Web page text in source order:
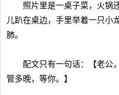
照片里是一桌子菜，火锅还
儿趴在桌边，手里举着一只小
肺。
配文只有一句话：【老公，
管多晚，等你。】